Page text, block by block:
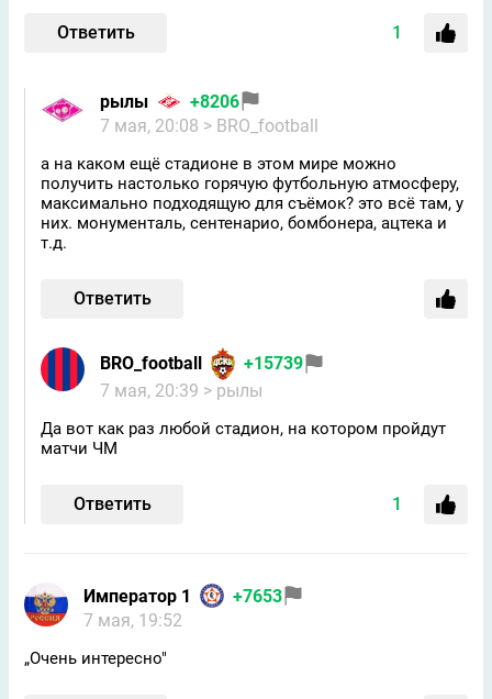
Ответить 1
рылы
+8206
7 мая, 20:08 > BRO_football
а на каком ещё стадионе в этом мире можно
получить настолько горячую футбольную атмосферу,
максимально подходящую для съёмок? это всё там, у
них. монументаль, сентенарио, бомбонера, ацтека и
т.д.
Ответить
BRO_football
+15739
7 мая, 20:39 > рылы
Да вот как раз любой стадион, на котором пройдут
матчи ЧМ
Ответить 1
Император 1
+7653
7 мая, 19:52
„Очень интересно"